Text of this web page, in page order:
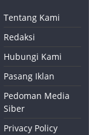
Tentang Kami
Redaksi
Hubungi Kami
Pasang Iklan
Pedoman Media
Siber
Privacy Policy